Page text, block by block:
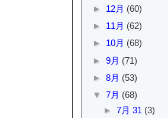
► 12月 (60)
► 11月 (62)
► 10月 (68)
► 9月 (71)
► 8月 (53)
▼ 7月 (68)
► 7月 31 (3)